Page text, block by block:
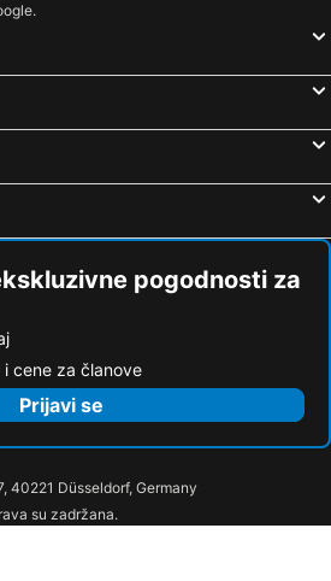
pogodnosti za
i cene za članove
Prijavi se
40221 Düsseldorf, Germany
su zadržana.